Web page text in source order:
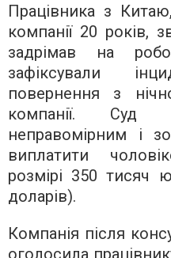
Працівника з
компанії 20 років,
задрімав на
зафіксували
повернення з
компанії. Суд
неправомірним і
виплатити
розмірі 350 тисяч
доларів).
Компанія після
оголосила